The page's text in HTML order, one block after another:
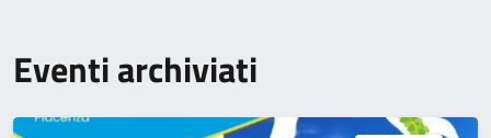
Eventi archiviati